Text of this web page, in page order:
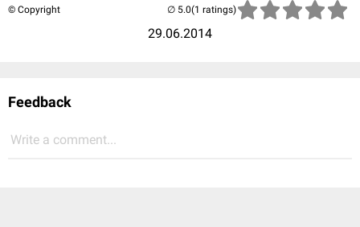
© Copyright
29.06.2014
(1 ratings)
Feedback
Write a comment...